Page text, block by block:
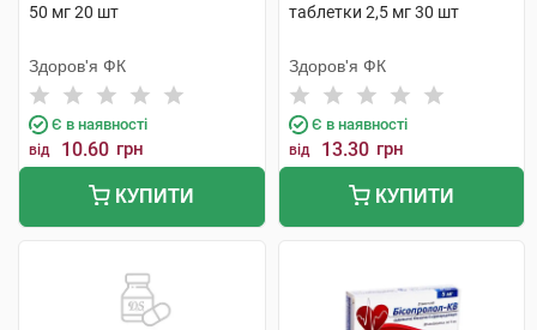
50 мг 20 шт
Здоров'я ФК
Є в наявності
від 10.60 грн
КУПИТИ
таблетки 2,5 мг 30 шт
Здоров'я ФК
Є в наявності
від 13.30 грн
КУПИТИ